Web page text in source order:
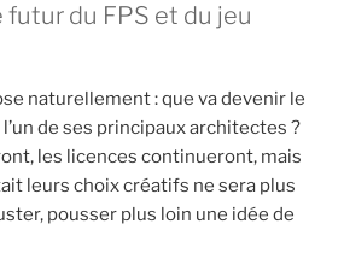
du FPS et du jeu
naturellement : que va devenir le
de ses principaux architectes ?
les licences continueront, mais
leurs choix créatifs ne sera plus
pousser plus loin une idée de